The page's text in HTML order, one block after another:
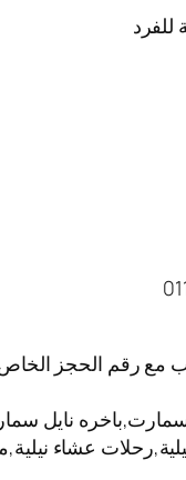
للفرد
مع رقم الحجز
نايل
عشاء